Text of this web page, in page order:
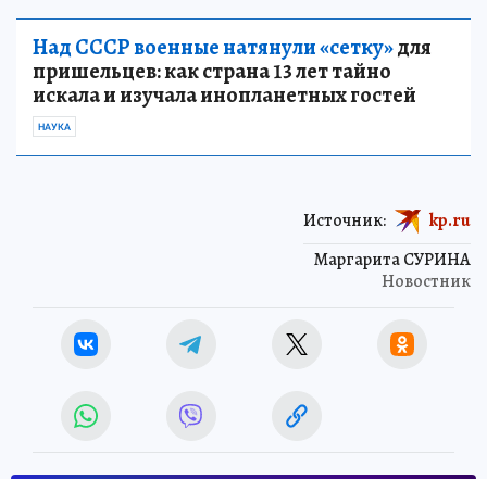
Над СССР военные натянули «сетку»для
пришельцев: как страна 13 лет тайно
искала и изучала инопланетных гостей
НАУКА
Маргарита СУРИНА
Новостник
Источник: kp.ru